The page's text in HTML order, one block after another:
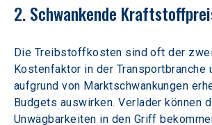
2. Schwankende
Die Treibstoffkosten sind oft der
Kostenfaktor in der Transportbranche
aufgrund von Marktschwankungen
Budgets auswirken. Verlader können
Unwägbarkeiten in den Griff